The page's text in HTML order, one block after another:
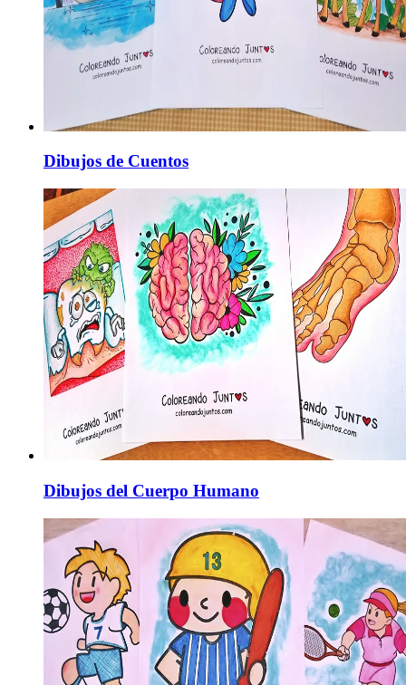
Dibujos de Cuentos
Dibujos del Cuerpo Humano